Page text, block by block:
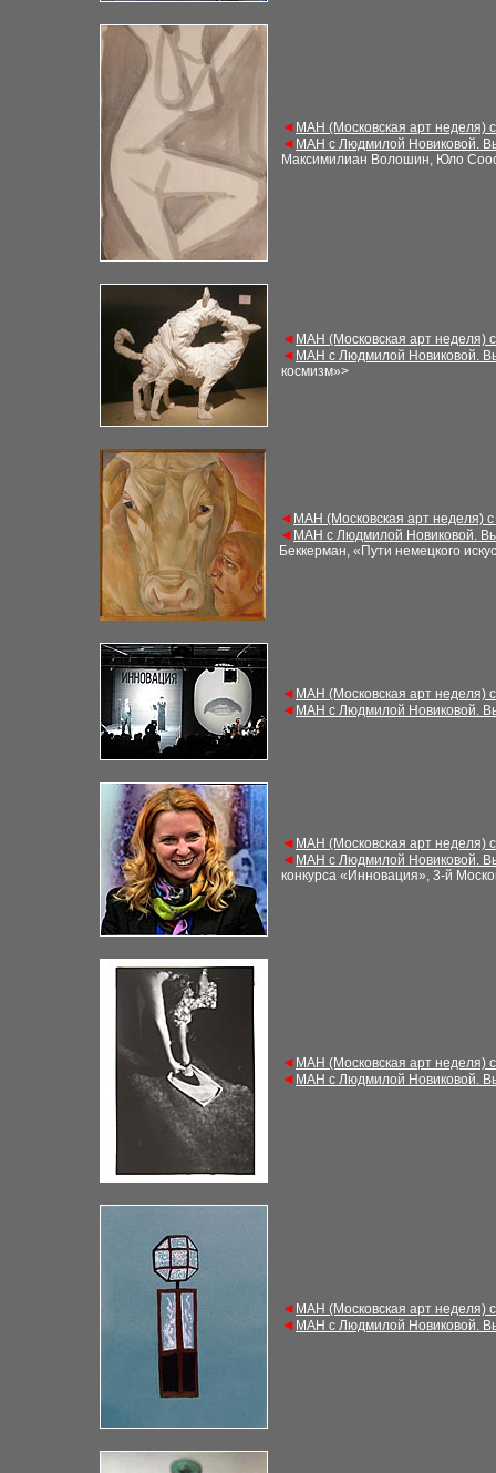
◄ МАН (Московская арт неделя)
◄ МАН с Людмилой Новиковой.
Максимилиан Волошин, Юло
◄ МАН (Московская арт неделя)
◄ МАН с Людмилой Новиковой.
космизм»>
◄ МАН (Московская арт неделя)
◄ МАН с Людмилой Новиковой.
Беккерман, «Пути немецкого
◄ МАН (Московская арт неделя)
◄ МАН с Людмилой Новиковой.
◄ МАН (Московская арт неделя)
◄ МАН с Людмилой Новиковой.
конкурса «Инновация», 3-й
◄ МАН (Московская арт неделя)
◄ МАН с Людмилой Новиковой.
◄ МАН (Московская арт неделя)
◄ МАН с Людмилой Новиковой.